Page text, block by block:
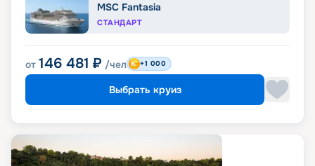
MSC Fantasia
СТАНДАРТ
от 146 481 ₽ /чел +1 000
Выбрать круиз